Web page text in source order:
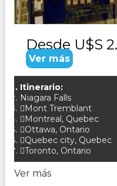
Desde U$S
Ver más
Itinerario:
Niagara Falls
Mont Tremblant
Montreal, Quebec
Ottawa, Ontario
Quebec city, Quebec
Toronto, Ontario
Ver más